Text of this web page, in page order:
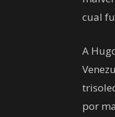
cual
A
por